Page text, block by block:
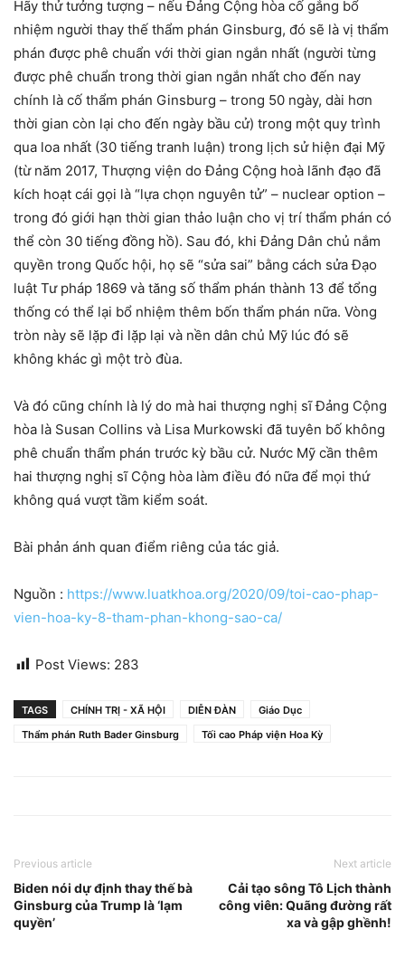
Hãy thử tưởng tượng – nếu Đảng Cộng hòa cố gắng bổ
nhiệm người thay thế thẩm phán Ginsburg, đó sẽ là vị thẩm
phán được phê chuẩn với thời gian ngắn nhất (người từng
được phê chuẩn trong thời gian ngắn nhất cho đến nay
chính là cố thẩm phán Ginsburg – trong 50 ngày, dài hơn
thời gian còn lại cho đến ngày bầu cử) trong một quy trình
qua loa nhất (30 tiếng tranh luận) trong lịch sử hiện đại Mỹ
(từ năm 2017, Thượng viện do Đảng Cộng hoà lãnh đạo đã
kích hoạt cái gọi là “lựa chọn nguyên tử” – nuclear option –
trong đó giới hạn thời gian thảo luận cho vị trí thẩm phán có
thể còn 30 tiếng đồng hồ). Sau đó, khi Đảng Dân chủ nắm
quyền trong Quốc hội, họ sẽ “sửa sai” bằng cách sửa Đạo
luật Tư pháp 1869 và tăng số thẩm phán thành 13 để tổng
thống có thể lại bổ nhiệm thêm bốn thẩm phán nữa. Vòng
tròn này sẽ lặp đi lặp lại và nền dân chủ Mỹ lúc đó sẽ
không khác gì một trò đùa.
Và đó cũng chính là lý do mà hai thượng nghị sĩ Đảng Cộng
hòa là Susan Collins và Lisa Murkowski đã tuyên bố không
phê chuẩn thẩm phán trước kỳ bầu cử. Nước Mỹ cần thêm
hai thượng nghị sĩ Cộng hòa làm điều đó nữa để mọi thứ
không quá vượt tầm kiểm soát.
Bài phản ánh quan điểm riêng của tác giả.
Nguồn : https://www.luatkhoa.org/2020/09/toi-cao-phap-
vien-hoa-ky-8-tham-phan-khong-sao-ca/
Post Views: 283
TAGS CHÍNH TRỊ - XÃ HỘI DIỄN ĐÀN
Giáo Dục
Thẩm phán Ruth Bader Ginsburg
Tối cao Pháp viện Hoa Kỳ
Previous article
Biden nói dự định thay thế bà
Ginsburg của Trump là ‘lạm
quyền’
Next article
Cải tạo sông Tô Lịch thành
công viên: Quãng đường rất
xa và gập ghềnh!